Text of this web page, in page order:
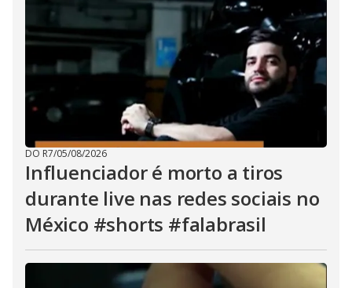
DO R7/05/08/2026
Influenciador é morto a tiros
durante live nas redes sociais no
México #shorts #falabrasil